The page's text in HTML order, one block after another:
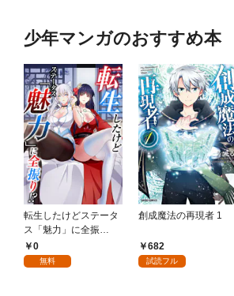
少年マンガのおすすめ本
転生したけどステータ
ス「魅力」に全振
り！？(1)
0
無料
創成魔法の再現者 1
682
試読フル